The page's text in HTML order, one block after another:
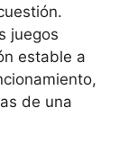
juegos
estable a
⁣de una